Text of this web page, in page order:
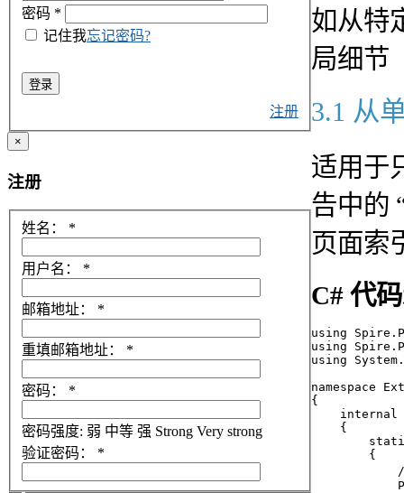
如从特
局细节
3.1 从
适用于
告中的
页面索
C# 代
using
using
using
namespace
{
internal
    {
        {
密码 *
记住我忘记密码?
登录
注册
×
注册
姓名： *
用户名： *
邮箱地址： *
重填邮箱地址： *
密码： *
密码强度: 弱 中等 强 Strong Very strong
验证密码：
*